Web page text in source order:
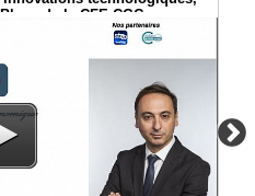
de la CFE-CGC